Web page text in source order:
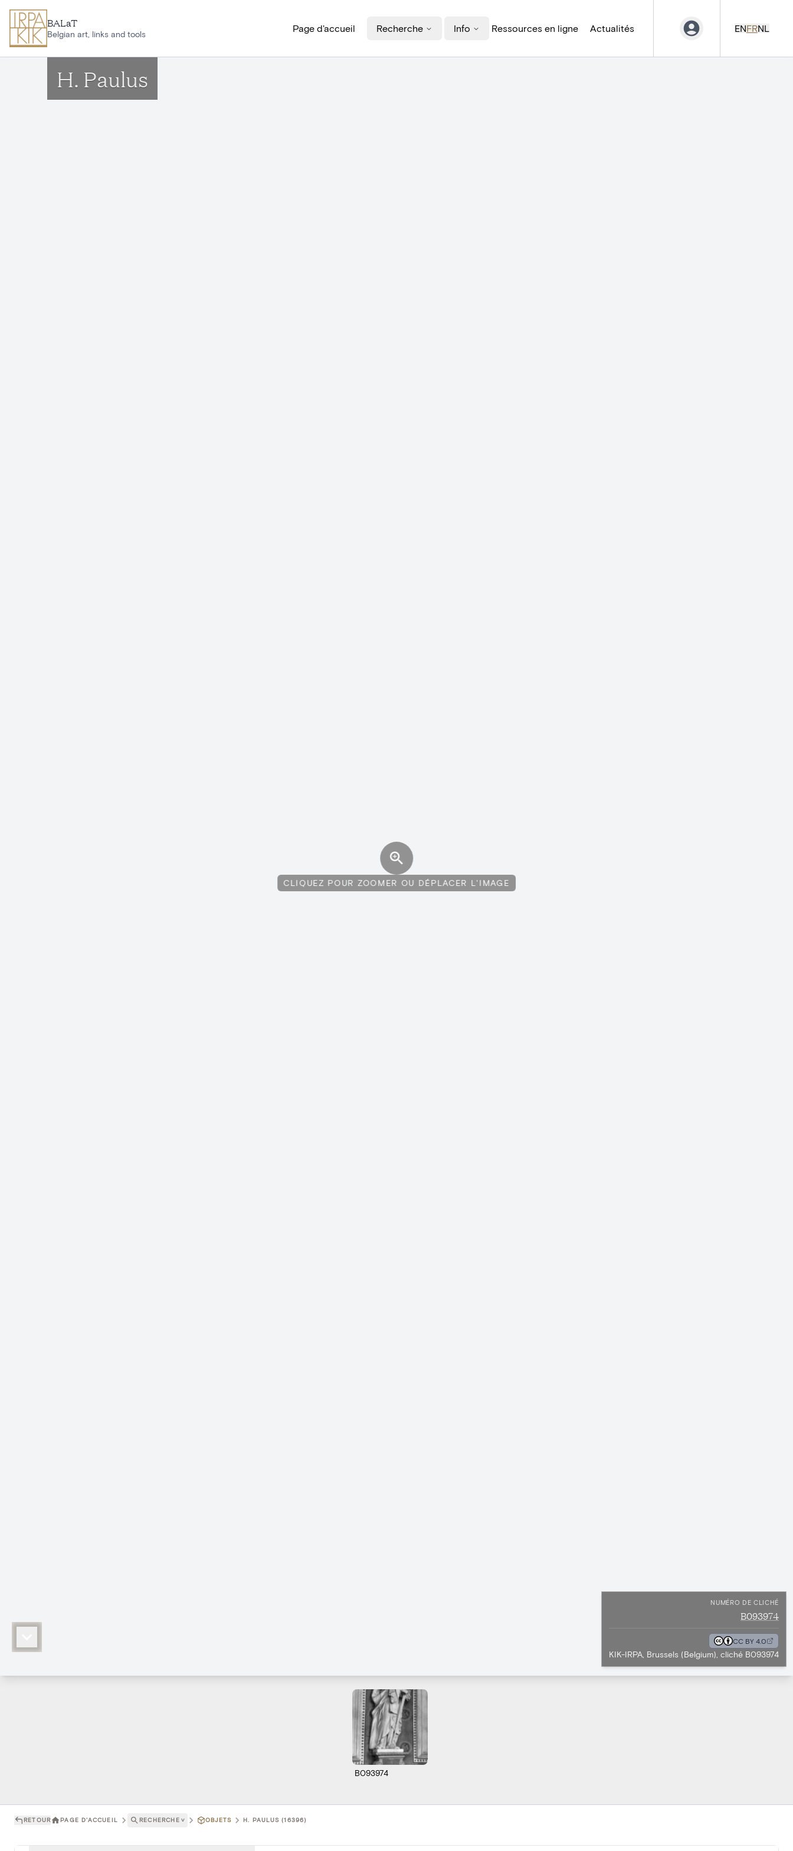
BALaT
Belgian art, links and tools
Page d'accueil Recherche Info Ressources en ligne Actualités ENFRNL
H. Paulus
CLIQUEZ POUR ZOOMER OU DÉPLACER L'IMAGE
NUMÉRO DE CLICHÉ
B093974
CC BY 4.0
KIK-IRPA, Brussels (Belgium), cliché B093974
B093974
RETOUR PAGE D'ACCUEIL RECHERCHE ˅ OBJETS H. PAULUS (16396)